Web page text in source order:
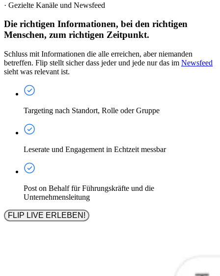
· Gezielte Kanäle und Newsfeed
Die richtigen Informationen, bei den richtigen
Menschen, zum richtigen Zeitpunkt.
Schluss mit Informationen die alle erreichen, aber niemanden
betreffen. Flip stellt sicher dass jeder und jede nur das im Newsfeed
sieht was relevant ist.
Targeting nach Standort, Rolle oder Gruppe
Leserate und Engagement in Echtzeit messbar
Post on Behalf für Führungskräfte und die
Unternehmensleitung
FLIP LIVE ERLEBEN!